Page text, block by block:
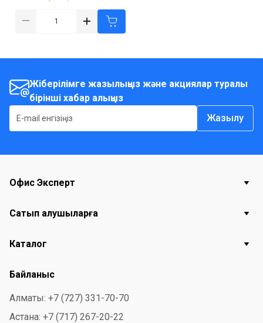
Жіберілімге жазылыңыз және акциялар туралы
бірінші хабар алыңыз
Жазылу
Офис Эксперт
Сатып алушыларға
Каталог
Байланыс
Алматы: +7 (727) 331-70-70
Астана: +7 (717) 267-20-22